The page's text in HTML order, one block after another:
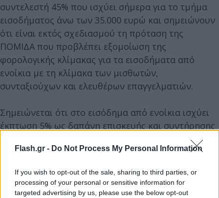
Flash.gr - Do Not Process My Personal Information
If you wish to opt-out of the sale, sharing to third parties, or
processing of your personal or sensitive information for
targeted advertising by us, please use the below opt-out
συντελεστή 45% που ισχύει σήμερα για το τμήμα
εισοδήματος άνω των 35.000 ευρώ και σημειώνουν
ότι είναι εκτός σχεδιασμού τη πρόταση της
ΠΟΜΙΔΑ που προβλέπει εξομοίωση της
φορολογικής κλίμακας για τα εισοδήματα από
ενοίκια με τη κλίμακα των μισθωτών,
συνταξιούχων και ελευθέρων επαγγελματιών.
Σημειώνεται ότι στο εισόδημα από ενοίκια ισχύει
έκπτωση 5% ως δαπάνη επισκευής και συντήρησης
δικαιολογητικά αλλά υπολογίζεται αυτόματα από
δήλωσης και τον υπολογισμό του φόρου
εισοδήματος.